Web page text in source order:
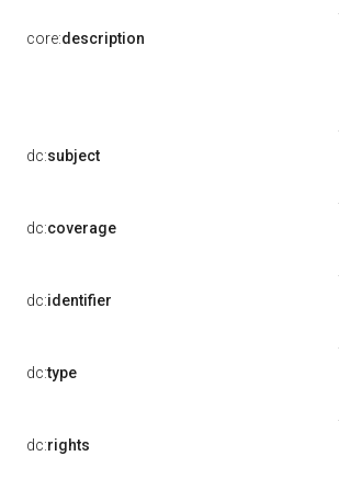
core:description
dc:subject
dc:coverage
dc:identifier
dc:type
dc:rights